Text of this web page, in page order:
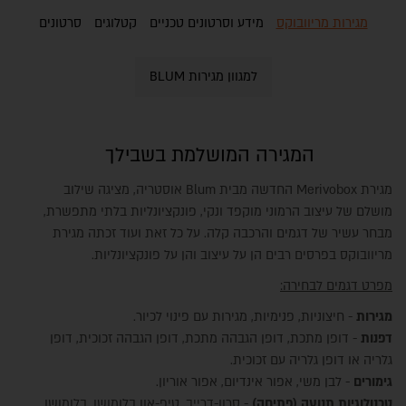
מגירות מריוובוקס מידע וסרטונים טכניים קטלוגים סרטונים
למגוון מגירות BLUM
המגירה המושלמת בשבילך
מגירת Merivobox החדשה מבית Blum אוסטריה, מציגה שילוב
מושלם של עיצוב הרמוני מוקפד ונקי, פונקציונליות בלתי מתפשרת,
מבחר עשיר של דגמים והרכבה קלה. על כל זאת ועוד זכתה מגירת
מריוובוקס בפרסים רבים הן על עיצוב והן על פונקציונליות.
מפרט דגמים לבחירה:
מגירות - חיצוניות, פנימיות, מגירות עם פינוי לכיור.
דפנות - דופן מתכת, דופן הגבהה מתכת, דופן הגבהה זכוכית, דופן
גלריה או דופן גלריה עם זכוכית.
גימורים - לבן משי, אפור אינדיום, אפור אוריון.